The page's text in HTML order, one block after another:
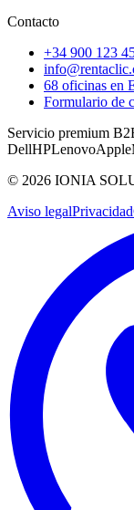
Contacto
+34 900 123
68 oficinas en
Formulario de
Servicio premium
DellHPLenovoApple
© 2026 IONIA
Aviso legalPrivacidad